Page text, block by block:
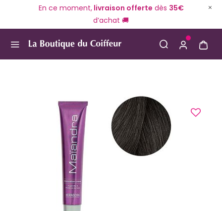
En ce moment,livraison offerte dès 35€
d’achat 🚚